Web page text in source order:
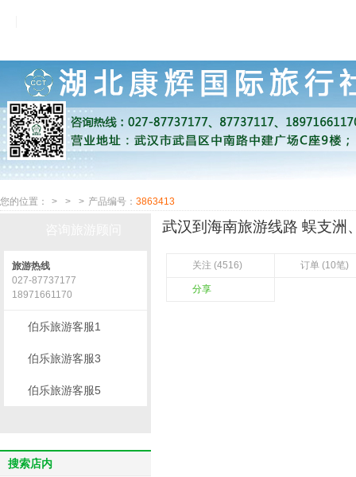
您的位置： > > > 产品编号： 3863413
武汉到海南旅游线路 蜈支洲
关注 (4516) 订单 (10笔)
分享
旅游热线
027-87737177
18971661170
伯乐旅游客服1
伯乐旅游客服3
伯乐旅游客服5
搜索店内